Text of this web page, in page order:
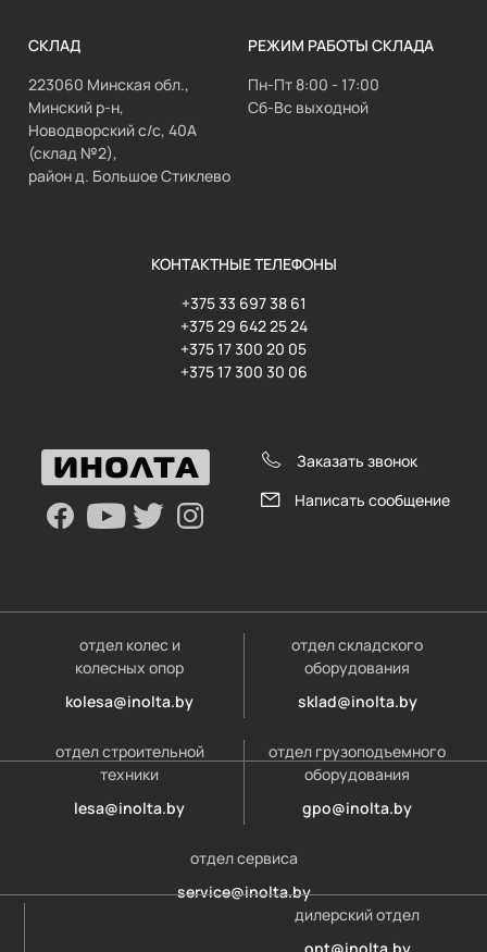
СКЛАД
223060 Минская обл.,
Минский р-н,
Новодворский с/с, 40А
(склад №2),
район д. Большое Стиклево
РЕЖИМ РАБОТЫ СКЛАДА
Пн-Пт 8:00 - 17:00
Сб-Вс выходной
КОНТАКТНЫЕ ТЕЛЕФОНЫ
+375 33 697 38 61
+375 29 642 25 24
+375 17 300 20 05
+375 17 300 30 06
Заказать звонок
Написать сообщение
отдел колес и
колесных опор
kolesa@inolta.by
отдел складского
оборудования
sklad@inolta.by
отдел строительной
техники
lesa@inolta.by
отдел грузоподъемного
оборудования
gpo@inolta.by
отдел сервиса
service@inolta.by
дилерский отдел